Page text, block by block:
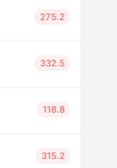
275.2
332.5
118.8
315.2